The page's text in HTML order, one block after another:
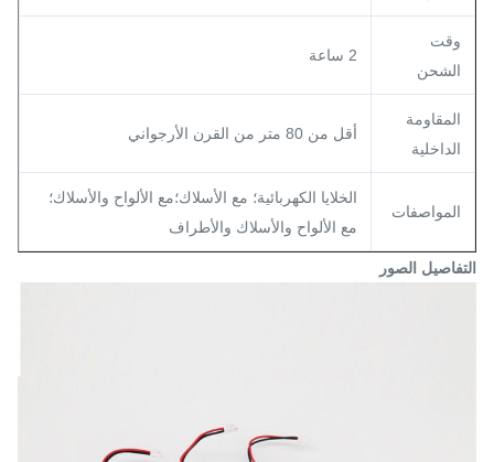
وقت
الشحن
2 ساعة
المقاومة
الداخلية
أقل من 80 متر من القرن الأرجواني
المواصفات
الخلايا الكهربائية؛ مع الأسلاك؛مع الألواح والأسلاك؛
مع الألواح والأسلاك والأطراف
التفاصيل الصور